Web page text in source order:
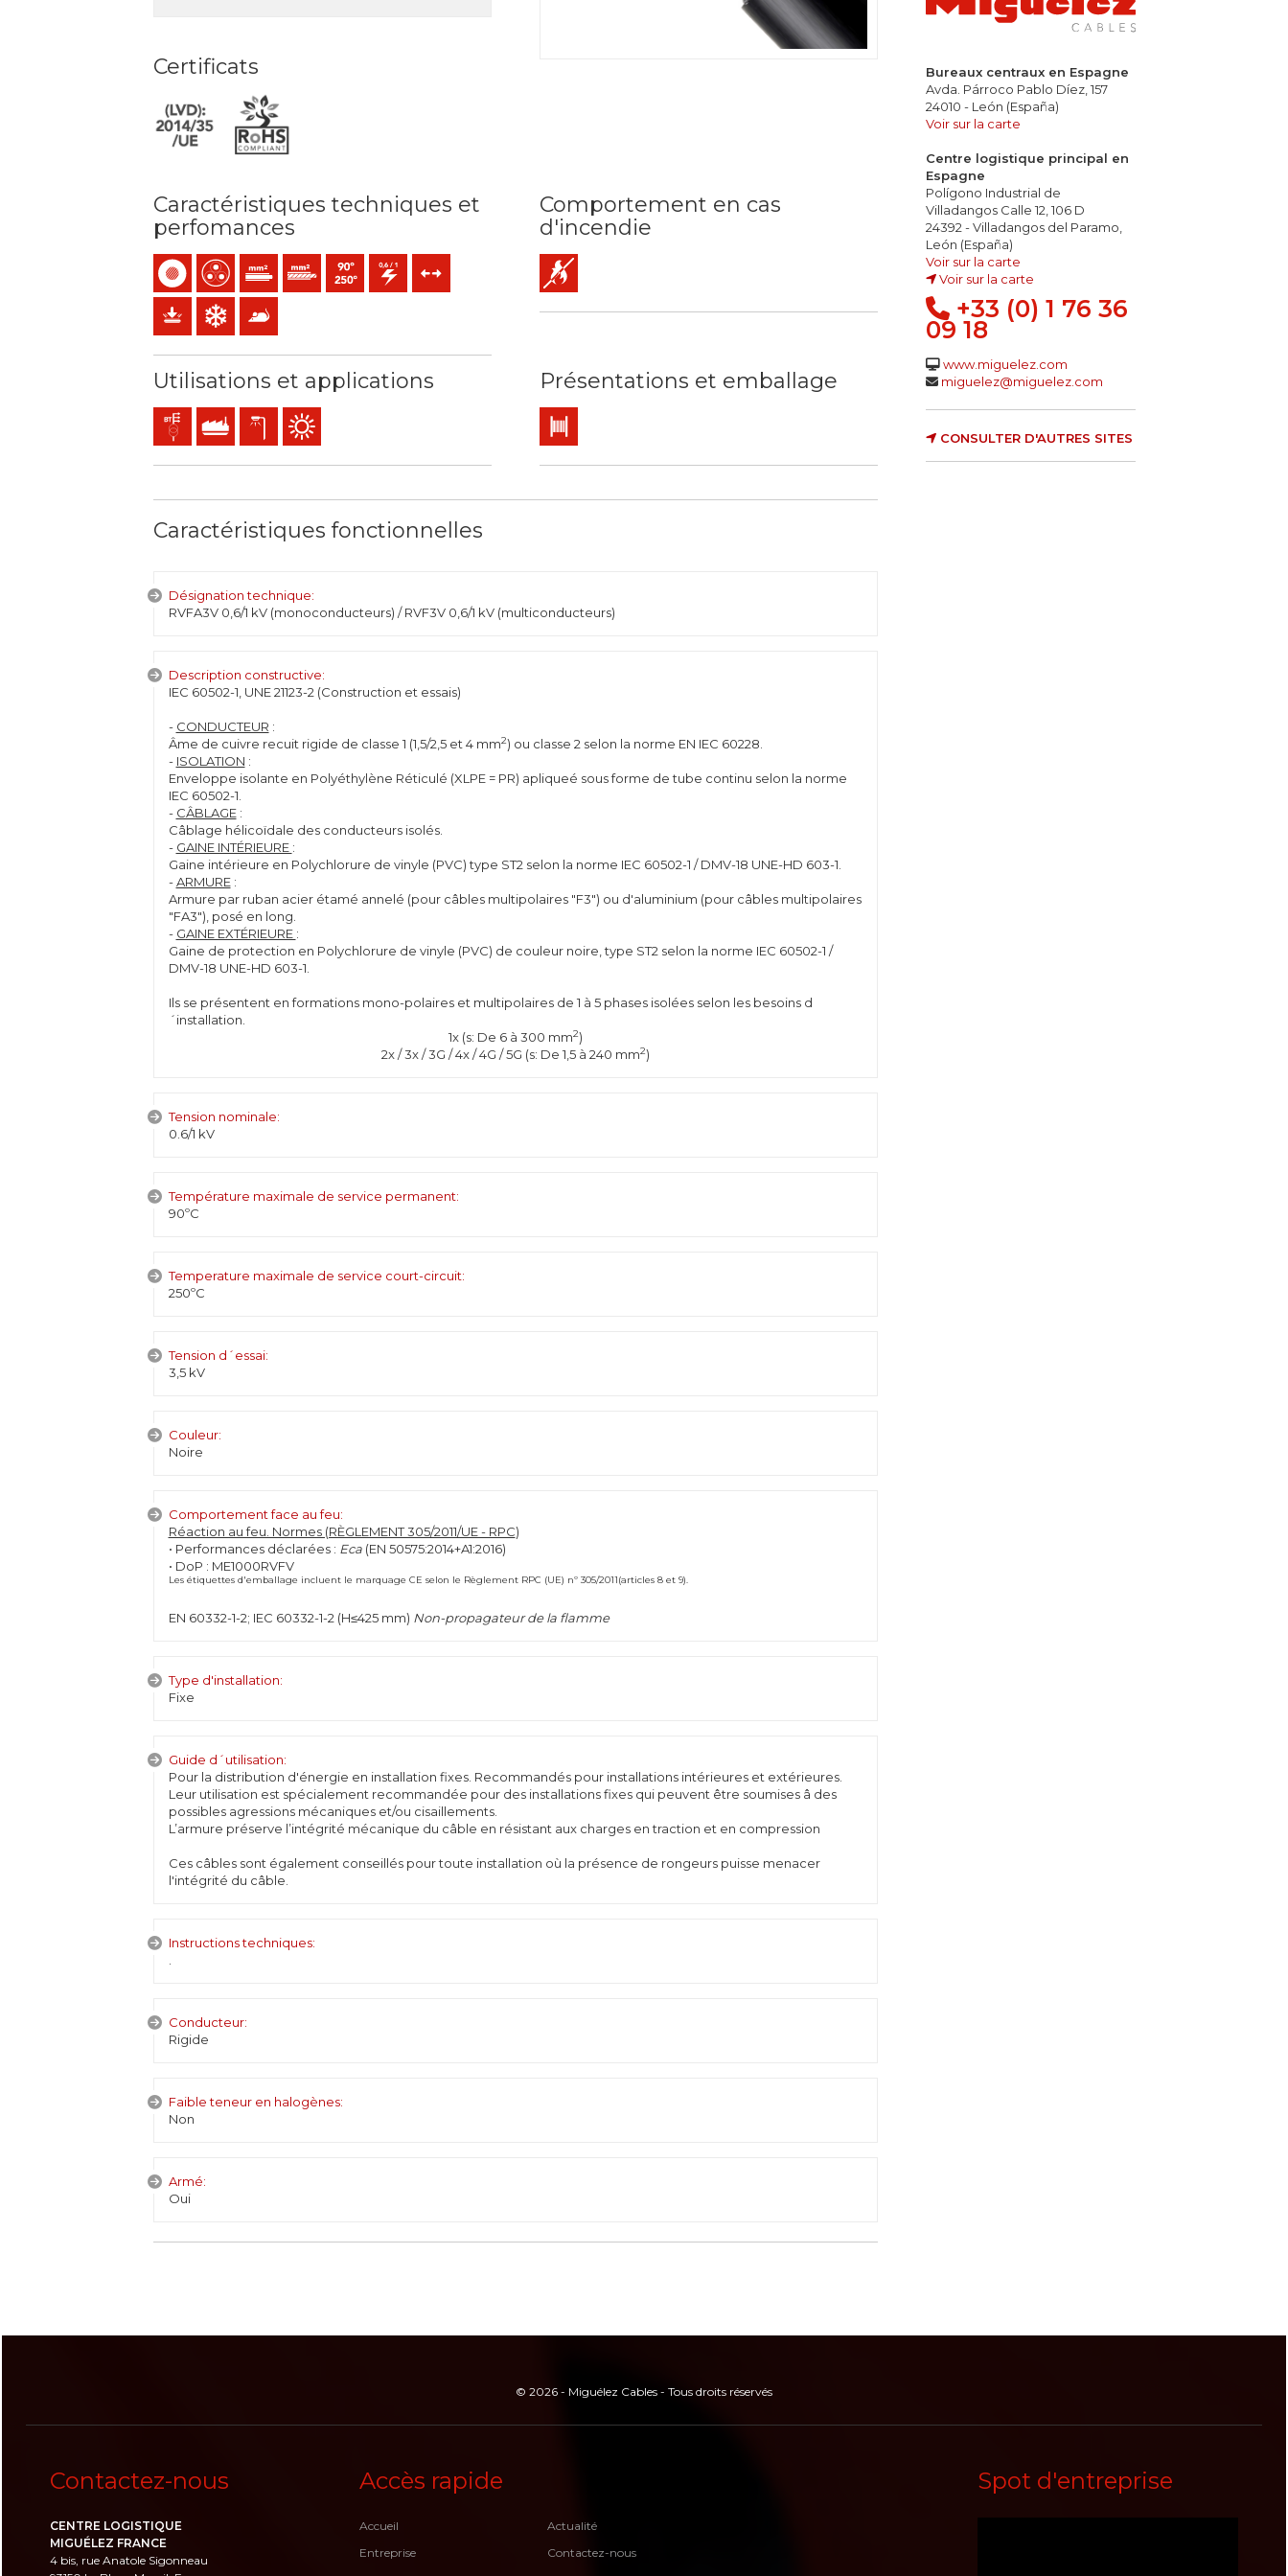
Certificats
Caractéristiques techniques et
perfomances
Monoconducteur
MulticonducteurÂme -Massif (classe 1) mm2
Âme -Rigide câblée (classe 2) mm2
Température maximale de service: 90ºC / 250ºC
0,6/1 (1,2) kV C.A
Protection mécanique
Résistance au froid
Anti-rongeurs
Comportement en cas
d'incendie
Non propagateur de la flamme
Utilisations et applications
Réseaux de distribution d´energie
Utilisation industrielle
Éclairage extérieur
Utilisation en extérieur
Présentations et emballage
Touret
Caractéristiques fonctionnelles
Désignation technique:
RVFA3V 0,6/1 kV (monoconducteurs) / RVF3V 0,6/1 kV (multiconducteurs)
Description constructive:
IEC 60502-1, UNE 21123-2 (Construction et essais)
- CONDUCTEUR :
Âme de cuivre recuit rigide de classe 1 (1,5/2,5 et 4 mm2) ou classe 2 selon la norme EN IEC 60228.
- ISOLATION :
Enveloppe isolante en Polyéthylène Réticulé (XLPE = PR) apliqueé sous forme de tube continu selon la norme
IEC 60502-1.
- CÂBLAGE:
Câblage hélicoïdale des conducteurs isolés.
- GAINE INTÉRIEURE :
Gaine intérieure en Polychlorure de vinyle (PVC) type ST2 selon la norme IEC 60502-1 / DMV-18 UNE-HD 603-1.
-ARMURE:
Armure par ruban acier étamé annelé (pour câbles multipolaires "F3") ou d'aluminium (pour câbles multipolaires
"FA3"), posé en long.
- GAINE EXTÉRIEURE :
Gaine de protection en Polychlorure de vinyle (PVC) de couleur noire, type ST2 selon la norme IEC 60502-1 /
DMV-18 UNE-HD 603-1.
Ils se présentent en formations mono-polaires et multipolaires de 1 à 5 phases isolées selon les besoins d
´installation.
1x (s: De 6 à 300 mm2)
2x / 3x / 3G / 4x / 4G / 5G (s: De 1,5 à 240 mm2)
Tension nominale:
0.6/1 kV
Température maximale de service permanent:
90ºC
Temperature maximale de service court-circuit:
250ºC
Tension d´essai:
3,5 kV
Couleur:
Noire
Comportement face au feu:
Réaction au feu. Normes (RÈGLEMENT 305/2011/UE - RPC)
• Performances déclarées : Eca (EN 50575:2014+A1:2016)
• DoP : ME1000RVFV
Les étiquettes d'emballage incluent le marquage CE selon le Règlement RPC (UE) nº 305/2011(articles 8 et 9).
EN 60332-1-2; IEC 60332-1-2 (H≤425 mm) Non-propagateur de la flamme
Type d'installation:
Fixe
Guide d´utilisation:
Pour la distribution d'énergie en installation fixes. Recommandés pour installations intérieures et extérieures.
Leur utilisation est spécialement recommandée pour des installations fixes qui peuvent être soumises â des
possibles agressions mécaniques et/ou cisaillements.
L’armure préserve l’intégrité mécanique du câble en résistant aux charges en traction et en compression
Ces câbles sont également conseillés pour toute installation où la présence de rongeurs puisse menacer
l'intégrité du câble.
Instructions techniques:
Conducteur:
Rigide
Faible teneur en halogènes:
Non
Armé:
Oui
Bureaux centraux en Espagne
Avda. Párroco Pablo Díez, 157
24010 - León (España)
Voir sur la carte
Centre logistique principal en
Espagne
Polígono Industrial de
Villadangos Calle 12, 106 D
24392 - Villadangos del Paramo,
León (España)
Voir sur la carte
Voir sur la carte
+33 (0) 1 76 36
09 18
www.miguelez.com
miguelez@miguelez.com
CONSULTER D'AUTRES SITES
© 2026 - Miguélez Cables - Tous droits réservés
Contactez-nous
CENTRE LOGISTIQUE
MIGUÉLEZ FRANCE
4 bis, rue Anatole Sigonneau
Accès rapide
Accueil
Entreprise
Actualité
Contactez-nous
Spot d'entreprise